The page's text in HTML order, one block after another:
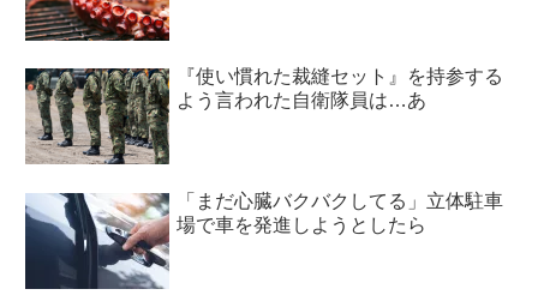
『使い慣れた裁縫セット』を持参する
よう言われた自衛隊員は…あ
「まだ心臓バクバクしてる」立体駐車
場で車を発進しようとしたら